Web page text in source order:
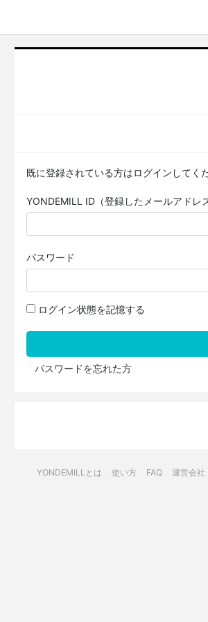
既に登録されている方はログインしてく
YONDEMILL ID（登録したメールアドレス
パスワード
ログイン状態を記憶する
パスワードを忘れた方
YONDEMILLとは 使い方 FAQ 運営会社